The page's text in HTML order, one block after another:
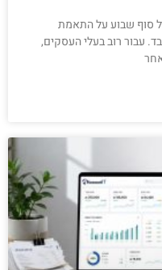
כל סוף שבוע על התאמת
עבור רוב בעלי העסקים,